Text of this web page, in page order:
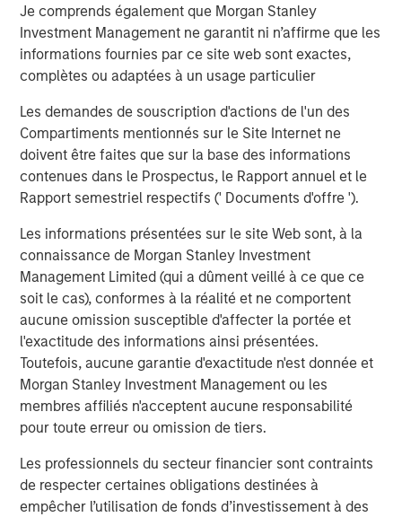
Je comprends également que Morgan Stanley
Investment Management ne garantit ni n’affirme que les
informations fournies par ce site web sont exactes,
complètes ou adaptées à un usage particulier
Les demandes de souscription d'actions de l'un des
Compartiments mentionnés sur le Site Internet ne
doivent être faites que sur la base des informations
contenues dans le Prospectus, le Rapport annuel et le
Rapport semestriel respectifs (' Documents d'offre ').
Les informations présentées sur le site Web sont, à la
connaissance de Morgan Stanley Investment
Management Limited (qui a dûment veillé à ce que ce
soit le cas), conformes à la réalité et ne comportent
aucune omission susceptible d'affecter la portée et
l'exactitude des informations ainsi présentées.
Toutefois, aucune garantie d'exactitude n'est donnée et
Morgan Stanley Investment Management ou les
membres affiliés n'acceptent aucune responsabilité
pour toute erreur ou omission de tiers.
Les professionnels du secteur financier sont contraints
de respecter certaines obligations destinées à
empêcher l’utilisation de fonds d’investissement à des
Macro Backdrop: Slower Growth, Persistent Inflation,
Policy Support
Growth: Deceleration, Not Contraction
Economic growth has clearly cooled from post-
pandemic highs, but the prevailing environment
remains one of deceleration rather than
contraction, which historically has favored senior
secured credit more than equities. Importantly,
slower growth reduces the likelihood of aggressive
downturn that would make the tightening
unnecessary.
Consumer activity has moderated, particularly at
the lower end of the income spectrum, but remains
supported by employment levels that are cooling
gradually while avoiding collapse. This dynamic
continues to provide a baseline demand for goods
and services and reduces the risk of a sudden
earnings air pocket for leveraged issuers.
Corporate confidence has improved as policy
uncertainty has receded. While capital spending
remains selective, management teams appear